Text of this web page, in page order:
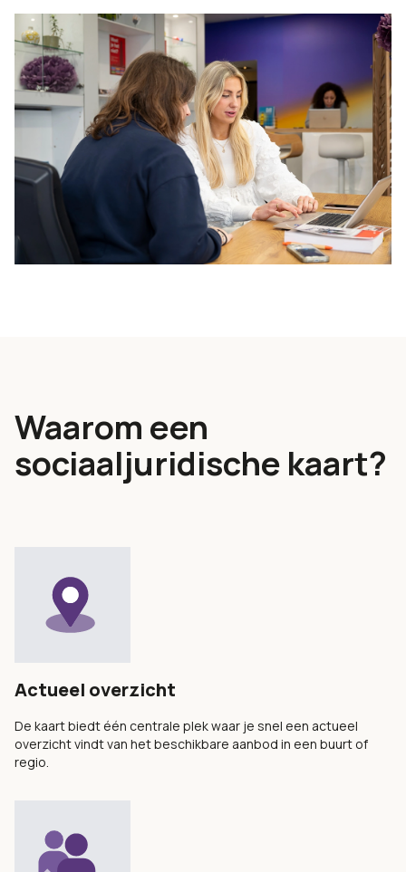
Waarom een
sociaaljuridische kaart?
Actueel overzicht
De kaart biedt één centrale plek waar je snel een actueel
overzicht vindt van het beschikbare aanbod in een buurt of
regio.